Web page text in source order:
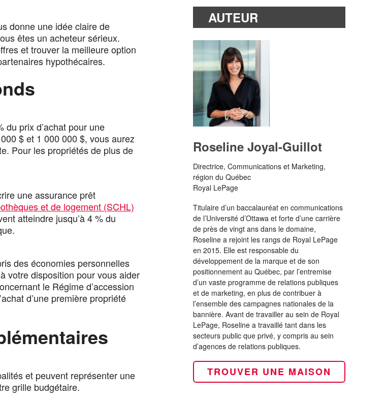
donne une idée claire de
êtes un acheteur sérieux.
et trouver la meilleure option
hypothécaires.
prix d’achat pour une
$ et 1 000 000 $, vous aurez
Pour les propriétés de plus de
une assurance prêt
et de logement (SCHL)
atteindre jusqu’à 4 % du
des économies personnelles
votre disposition pour vous aider
le Régime d’accession
d’une première propriété
et peuvent représenter une
grille budgétaire.
AUTEUR
Roseline Joyal-Guillot
Directrice, Communications et Marketing,
région du Québec
Royal LePage
Titulaire d’un baccalauréat en communications
de l’Université d’Ottawa et forte d’une carrière
de près de vingt ans dans le domaine,
Roseline a rejoint les rangs de Royal LePage
en 2015. Elle est responsable du
développement de la marque et de son
positionnement au Québec, par l’entremise
d’un vaste programme de relations publiques
et de marketing, en plus de contribuer à
l’ensemble des campagnes nationales de la
bannière. Avant de travailler au sein de Royal
LePage, Roseline a travaillé tant dans les
secteurs public que privé, y compris au sein
d’agences de relations publiques.
TROUVER UNE MAISON